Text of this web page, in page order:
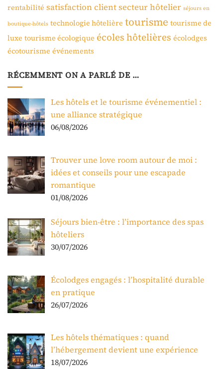
rentabilité satisfaction clientsecteur hôtelier séjours en
boutique-hôtels technologie hôtelière tourisme tourisme de
luxe tourisme écologique écoles hôtelières écolodges
écotourisme événements
RÉCEMMENT ON A PARLÉ DE …
Les hôtels et le tourisme événementiel :
une alliance stratégique
06/08/2026
Trouver une love room autour de moi :
idées et conseils pour une escapade
romantique
01/08/2026
Séjours bien-être : l’importance des spas
hôteliers
30/07/2026
Écolodges engagés : l’hospitalité durable
en pratique
26/07/2026
Les hôtels thématiques : quand
l’hébergement devient une expérience
18/07/2026